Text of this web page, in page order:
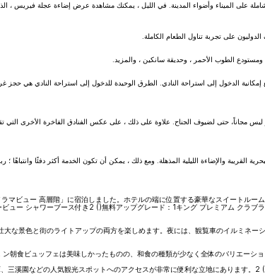
شاملة على الميناء وأضواء المدينة. في الليل ، يمكنك مشاهدة عرض إضاءة عجلة فيريس
على تجربة تناول الطعام الكاملة.
الدخول إلى استراحة النادي. الطرق الوحيدة للدخول إلى استراحة النادي هي حجز
مجاناً، حتى لضيوف الجناح. علاوة على ذلك ، على عكس الفنادق الفاخرة الأخرى
القريبة والإضاءة الليلية المذهلة. ومع ذلك ، يمكن أن تكون الخدمة أكثر دفئًا
ュー シャワーブース付き2 ()無料アップグレード：1キング プレミアム クラ
な景色と街のライトアップの両方を楽しめます。夜には、観覧車のイルミネ